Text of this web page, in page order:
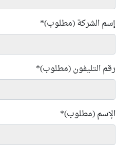
إسم الشركة (مطلوب)*
رقم التليفون (مطلوب)*
الإسم (مطلوب)*